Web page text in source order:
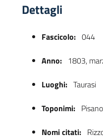
Dettagli
Fascicolo: 044
Anno: 1803,
Luoghi: Taurasi
Toponimi: Pisano
Nomi citati: